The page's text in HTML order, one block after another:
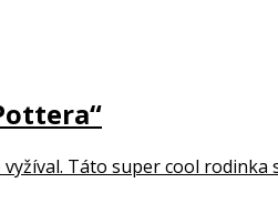
Táto super cool rodinka